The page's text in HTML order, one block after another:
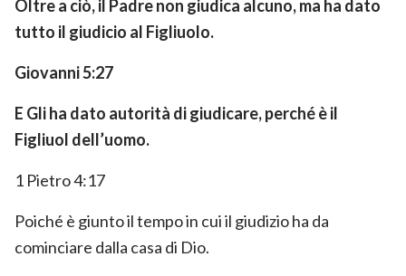
Oltre a ciò, il Padre non giudica alcuno, ma ha dato
tutto il giudicio al Figliuolo.
Giovanni 5:27
E Gli ha dato autorità di giudicare, perché è il
Figliuol dell’uomo.
1 Pietro 4:17
Poiché è giunto il tempo in cui il giudizio ha da
cominciare dalla casa di Dio.